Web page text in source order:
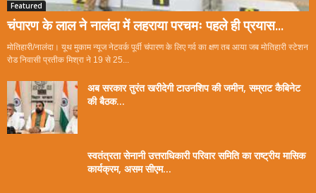
Featured
चंपारण के लाल ने नालंदा में लहराया परचमः पहले ही प्रयास...
मोतिहारी/नालंदा। यूथ मुकाम न्यूज नेटवर्क पूर्वी चंपारण के लिए गर्व का क्षण तब आया जब मोतिहारी स्टेशन
रोड निवासी प्रतीक मिश्रा ने 19 से 25...
अब सरकार तुरंत खरीदेगी टाउनशिप की जमीन, सम्राट कैबिनेट
की बैठक...
स्वतंत्रता सेनानी उत्तराधिकारी परिवार समिति का राष्ट्रीय मासिक
कार्यक्रम, असम सीएम...